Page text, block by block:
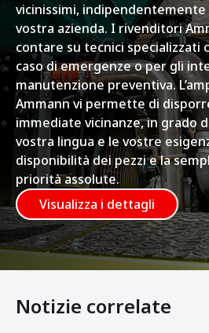
vicinissimi, indipendentemente
vostra azienda. I rivenditori
contare su tecnici specializzati
caso di emergenze o per gli
manutenzione preventiva.
Ammann vi permette di
immediate vicinanze, in grado
vostra lingua e le vostre
disponibilità dei pezzi e la
priorità assolute.
Visualizza i dettagli
Notizie correlate